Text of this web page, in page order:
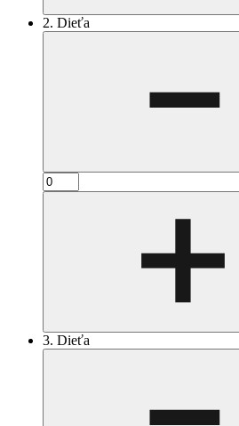
2. Dieťa
3. Dieťa